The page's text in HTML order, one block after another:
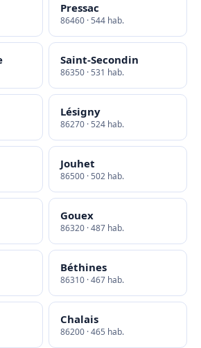
Pressac
86460 · 544 hab.
Saint-Secondin
86350 · 531 hab.
Lésigny
86270 · 524 hab.
Jouhet
86500 · 502 hab.
Gouex
86320 · 487 hab.
Béthines
86310 · 467 hab.
Chalais
86200 · 465 hab.